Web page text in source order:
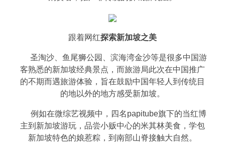
跟着网红探索新加坡之美
圣淘沙、鱼尾狮公园、滨海湾金沙等是很多中国游
客熟悉的新加坡经典景点，而旅游局此次在中国推广
的不期而遇旅游体验，旨在鼓励中国年轻人到传统目
的地以外的地方感受新加坡。
例如在微综艺视频中，四名papitube旗下的当红博
主到新加坡游玩，品尝小贩中心的米其林美食，学包
新加坡特色的娘惹粽，到南部山脊接触大自然。